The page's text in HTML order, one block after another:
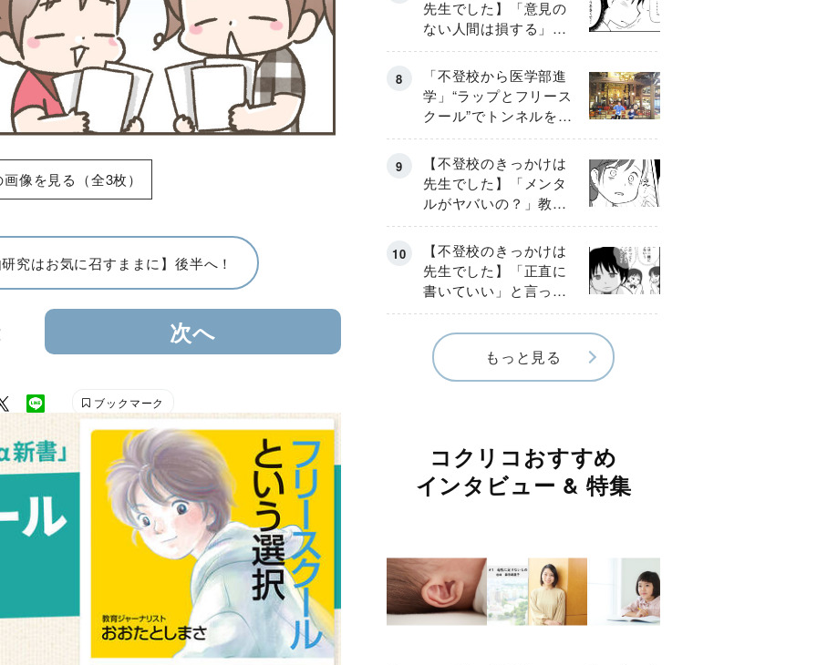
像を見る（全3枚）
究はお気に召すままに】後半へ！
次へ
ブックマーク
先生でした】「意見の
ない人間は損する」担
任の一言が苦しみに…
《第１話》
「不登校から医学部進
学」“ラップとフリース
クール”でトンネルを脱
して高校受験へ〔元野
球少年の実話〕
【不登校のきっかけは
先生でした】「メンタ
ルがヤバいの？」教室
で始まった悪ふざけ
《第３話》
【不登校のきっかけは
先生でした】「正直に
書いていい」と言った
のに…信じた言葉は噓
だった《第４話》
もっと見る
コクリコおすすめ
インタビュー & 特集